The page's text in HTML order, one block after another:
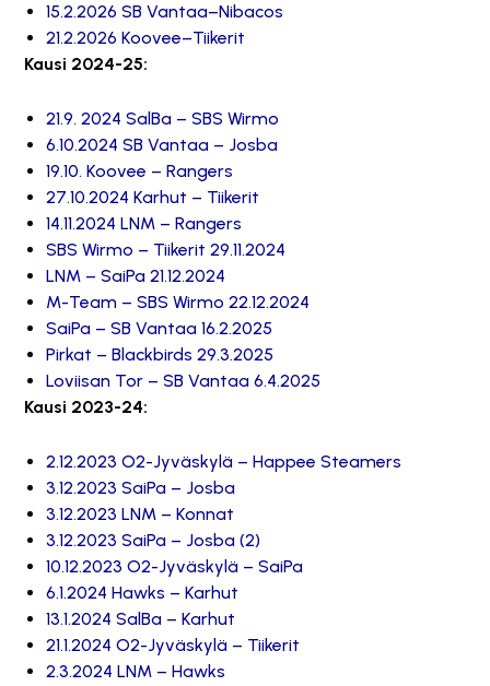
15.2.2026 SB Vantaa–Nibacos
21.2.2026 Koovee–Tiikerit
Kausi 2024-25:
21.9. 2024 SalBa – SBS Wirmo
6.10.2024 SB Vantaa – Josba
19.10. Koovee – Rangers
27.10.2024 Karhut – Tiikerit
14.11.2024 LNM – Rangers
SBS Wirmo – Tiikerit 29.11.2024
LNM – SaiPa 21.12.2024
M-Team – SBS Wirmo 22.12.2024
SaiPa – SB Vantaa 16.2.2025
Pirkat – Blackbirds 29.3.2025
Loviisan Tor – SB Vantaa 6.4.2025
Kausi 2023-24:
2.12.2023 O2-Jyväskylä – Happee Steamers
3.12.2023 SaiPa – Josba
3.12.2023 LNM – Konnat
3.12.2023 SaiPa – Josba (2)
10.12.2023 O2-Jyväskylä – SaiPa
6.1.2024 Hawks – Karhut
13.1.2024 SalBa – Karhut
21.1.2024 O2-Jyväskylä – Tiikerit
2.3.2024 LNM – Hawks